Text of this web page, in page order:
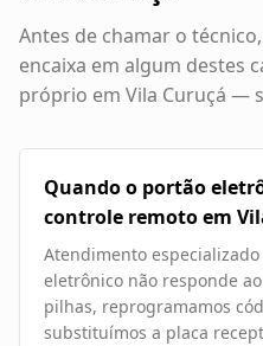
Antes de chamar o
encaixa em algum destes
próprio em Vila Curuçá —
Quando o portão
controle remoto em
Atendimento
eletrônico não responde
pilhas, reprogramamos
substituímos a placa